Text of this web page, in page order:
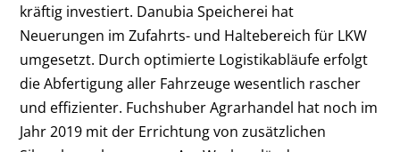
kräftig investiert. Danubia Speicherei hat
Neuerungen im Zufahrts- und Haltebereich für LKW
umgesetzt. Durch optimierte Logistikabläufe erfolgt
die Abfertigung aller Fahrzeuge wesentlich rascher
und effizienter. Fuchshuber Agrarhandel hat noch im
Jahr 2019 mit der Errichtung von zusätzlichen